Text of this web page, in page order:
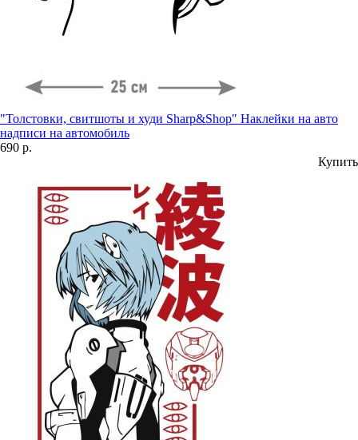
"Толстовки, свитшоты и худи Sharp&Shop" Наклейки на авто
надписи на автомобиль
690 р.
Купить